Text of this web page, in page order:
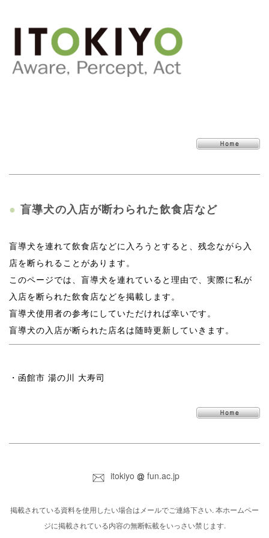
● 盲導犬の入店が断わられた飲食店など
盲導犬を連れて飲食店などに入ろうとすると、残念ながら入
店を断られることがあります。
このページでは、盲導犬を連れていると理由で、実際に私が
入店を断られた飲食店などを掲載します。
盲導犬使用者の参考にしていただければ幸いです。
盲導犬の入店が断られた店名は随時更新していきます。
・函館市 湯の川 大寿司
itokiyo fun.ac.jp
掲載されている資料を使用したい場合はメールでご連絡下さい. 本ホームペー
ジに掲載されている内容の無断転載をいっさい禁じます.